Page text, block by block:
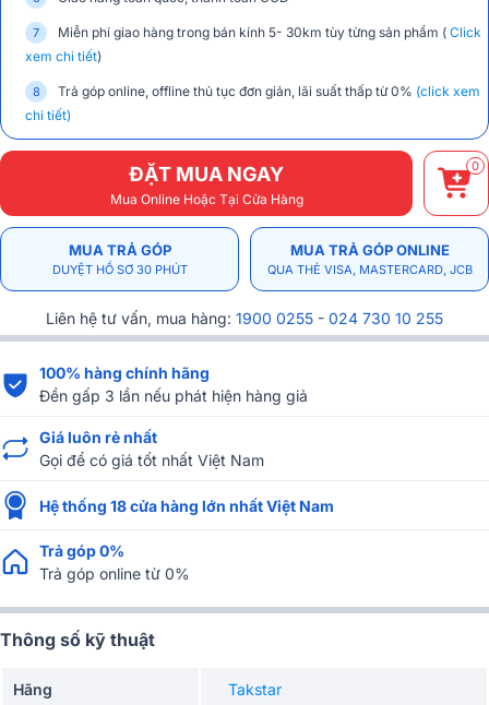
Miễn phí giao hàng trong bán kính 5- 30km tùy từng sản phẩm ( Click
xem chi tiết)
Trả góp online, offline thủ tục đơn giản, lãi suất thấp từ 0% (click xem
chi tiết)
ĐẶT MUA NGAY
Mua Online Hoặc Tại Cửa Hàng
0
MUA TRẢ GÓP
DUYỆT HỒ SƠ 30 PHÚT
MUA TRẢ GÓP ONLINE
QUA THẺ VISA, MASTERCARD, JCB
Liên hệ tư vấn, mua hàng: 1900 0255 - 024 730 10 255
100% hàng chính hãng
Đền gấp 3 lần nếu phát hiện hàng giả
Giá luôn rẻ nhất
Gọi để có giá tốt nhất Việt Nam
Hệ thống 18 cửa hàng lớn nhất Việt Nam
Trả góp 0%
Trả góp online từ 0%
Thông số kỹ thuật
Hãng Takstar